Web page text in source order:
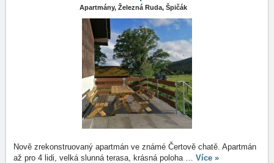
Apartmány, Železná Ruda, Špičák
Nově zrekonstruovaný apartmán ve známé Čertově chatě. Apartmán
až pro 4 lidi, velká slunná terasa, krásná poloha … Více »